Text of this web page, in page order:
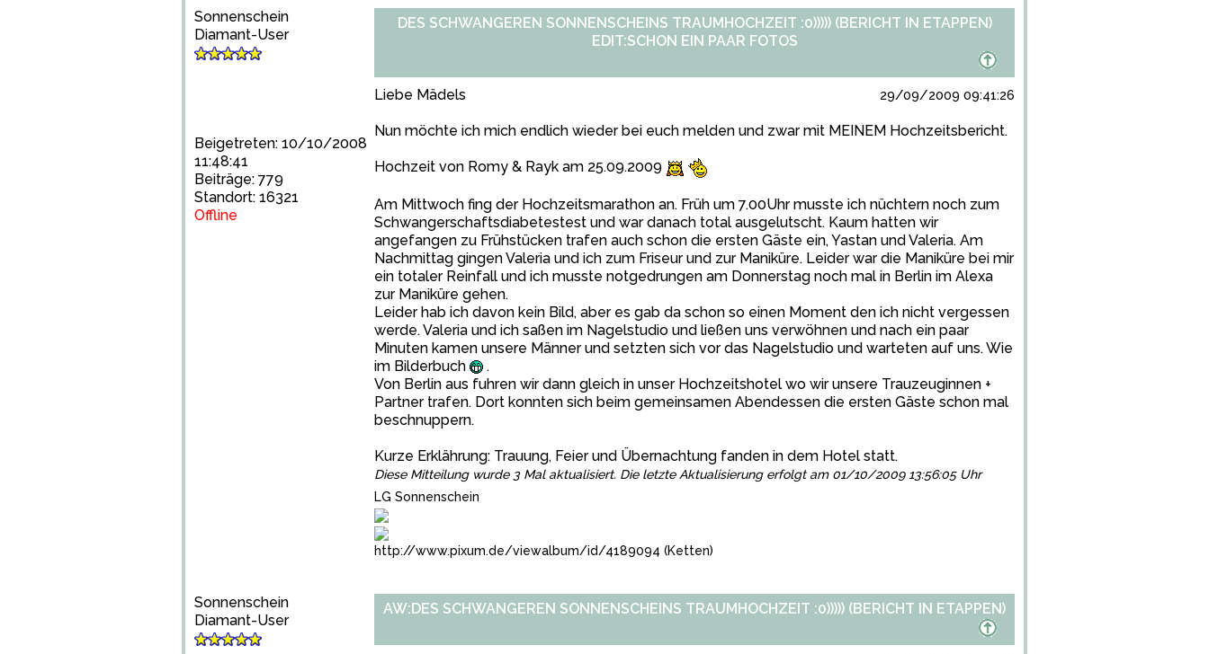
Sonnenschein
Diamant-User
Beigetreten: 10/10/2008
11:48:41
Beiträge: 779
Standort: 16321
Offline
DES SCHWANGEREN SONNENSCHEINS TRAUMHOCHZEIT :0))))) (BERICHT IN ETAPPEN)
EDIT:SCHON EIN PAAR FOTOS
29/09/2009 09:41:26
Liebe Mädels
Nun möchte ich mich endlich wieder bei euch melden und zwar mit MEINEM Hochzeitsbericht.
Hochzeit von Romy & Rayk am 25.09.2009
Am Mittwoch fing der Hochzeitsmarathon an. Früh um 7.00Uhr musste ich nüchtern noch zum
Schwangerschaftsdiabetestest und war danach total ausgelutscht. Kaum hatten wir
angefangen zu Frühstücken trafen auch schon die ersten Gäste ein, Yastan und Valeria. Am
Nachmittag gingen Valeria und ich zum Friseur und zur Maniküre. Leider war die Maniküre bei mir
ein totaler Reinfall und ich musste notgedrungen am Donnerstag noch mal in Berlin im Alexa
zur Maniküre gehen.
Leider hab ich davon kein Bild, aber es gab da schon so einen Moment den ich nicht vergessen
werde. Valeria und ich saßen im Nagelstudio und ließen uns verwöhnen und nach ein paar
Minuten kamen unsere Männer und setzten sich vor das Nagelstudio und warteten auf uns. Wie
im Bilderbuch
.
Von Berlin aus fuhren wir dann gleich in unser Hochzeitshotel wo wir unsere Trauzeuginnen +
Partner trafen. Dort konnten sich beim gemeinsamen Abendessen die ersten Gäste schon mal
beschnuppern.
Kurze Erklährung: Trauung, Feier und Übernachtung fanden in dem Hotel statt.
Diese Mitteilung wurde 3 Mal aktualisiert. Die letzte Aktualisierung erfolgt am 01/10/2009 13:56:05 Uhr
LG Sonnenschein
http://www.pixum.de/viewalbum/id/4189094 (Ketten)
Sonnenschein
Diamant-User
AW:DES SCHWANGEREN SONNENSCHEINS TRAUMHOCHZEIT :0))))) (BERICHT IN ETAPPEN)